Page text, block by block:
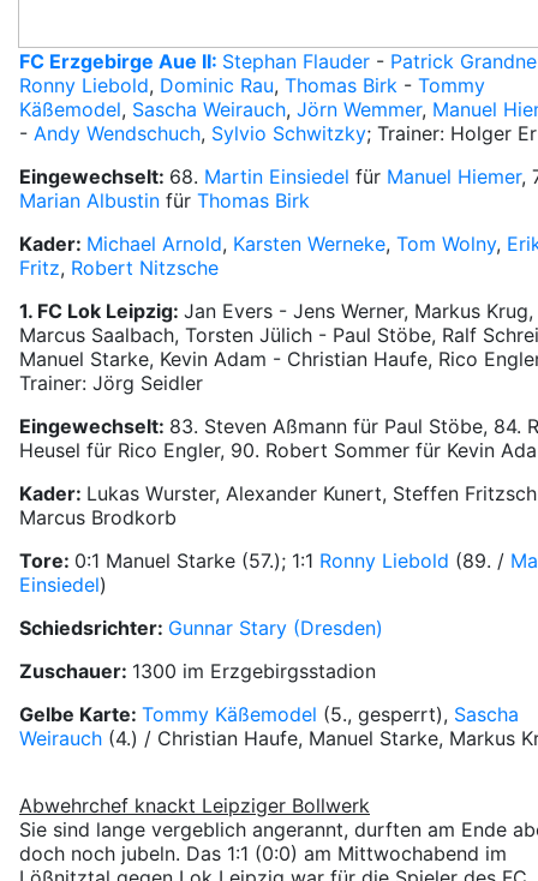
FC Erzgebirge Aue II: Stephan Flauder - Patrick
Ronny Liebold, Dominic Rau, Thomas Birk - Tommy
Käßemodel, Sascha Weirauch, Jörn Wemmer, Manuel
- Andy Wendschuch, Sylvio Schwitzky; Trainer: Holger
Eingewechselt: 68. Martin Einsiedel für Manuel Hiemer,
Marian Albustin für Thomas Birk
Kader: Michael Arnold, Karsten Werneke, Tom Wolny,
Fritz, Robert Nitzsche
1. FC Lok Leipzig: Jan Evers - Jens Werner, Markus Krug,
Marcus Saalbach, Torsten Jülich - Paul Stöbe, Ralf
Manuel Starke, Kevin Adam - Christian Haufe, Rico
Trainer: Jörg Seidler
Eingewechselt: 83. Steven Aßmann für Paul Stöbe, 84.
Heusel für Rico Engler, 90. Robert Sommer für Kevin
Kader: Lukas Wurster, Alexander Kunert, Steffen
Marcus Brodkorb
Tore: 0:1 Manuel Starke (57.); 1:1 Ronny Liebold (89. /
Einsiedel)
Schiedsrichter: Gunnar Stary (Dresden)
Zuschauer: 1300 im Erzgebirgsstadion
Gelbe Karte: Tommy Käßemodel (5., gesperrt), Sascha
Weirauch (4.) / Christian Haufe, Manuel Starke, Markus
Abwehrchef knackt Leipziger Bollwerk
Sie sind lange vergeblich angerannt, durften am Ende
doch noch jubeln. Das 1:1 (0:0) am Mittwochabend im